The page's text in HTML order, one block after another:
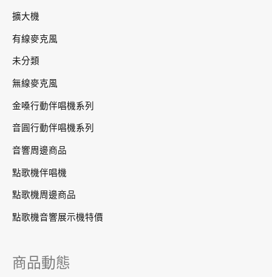
擴大機
有線麥克風
未分類
無線麥克風
金嗓行動伴唱機系列
音圓行動伴唱機系列
音響周邊商品
點歌機伴唱機
點歌機周邊商品
點歌機音響展示機特價
商品動態